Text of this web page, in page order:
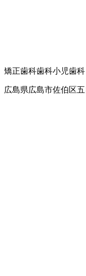
矯正歯科歯科小児歯科
広島県広島市佐伯区